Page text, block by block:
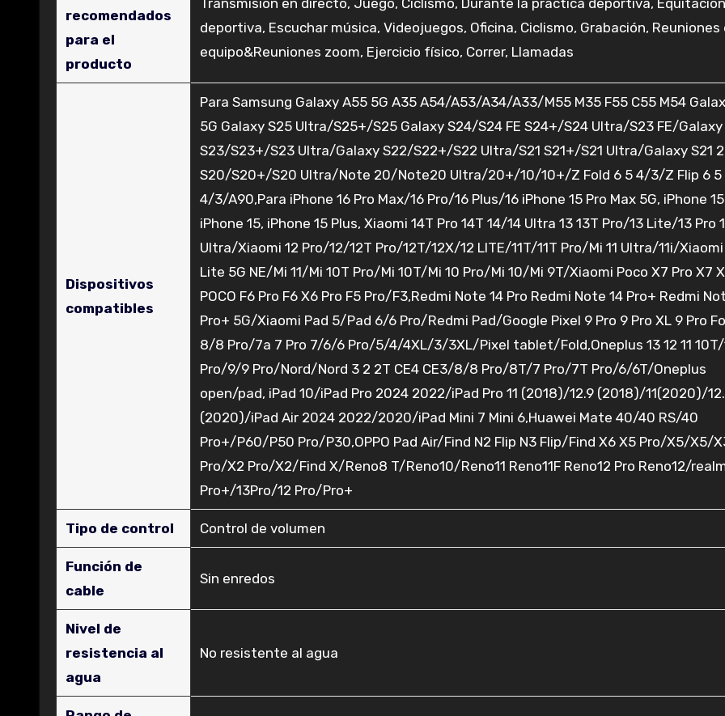
recomendados
para el
producto
‎Transmisión en directo, Juego, Ciclismo, Durante la práctica deportiva, Equitación
deportiva, Escuchar música, Videojuegos, Oficina, Ciclismo, Grabación, Reuniones
equipo&Reuniones zoom, Ejercicio físico, Correr, Llamadas
Dispositivos
compatibles
‎Para Samsung Galaxy A55 5G A35 A54/A53/A34/A33/M55 M35 F55 C55 M54
5G Galaxy S25 Ultra/S25+/S25 Galaxy S24/S24 FE S24+/S24 Ultra/S23 FE/Galaxy
S23/S23+/S23 Ultra/Galaxy S22/S22+/S22 Ultra/S21 S21+/S21 Ultra/Galaxy S21
S20/S20+/S20 Ultra/Note 20/Note20 Ultra/20+/10/10+/Z Fold 6 5 4/3/Z Flip 6 5
4/3/A90,‎Para iPhone 16 Pro Max/16 Pro/16 Plus/16 iPhone 15 Pro Max 5G, iPhone
iPhone 15, iPhone 15 Plus, Xiaomi 14T Pro 14T 14/14 Ultra 13 13T Pro/13 Lite/13 Pro
Ultra/Xiaomi 12 Pro/12/12T Pro/12T/12X/12 LITE/11T/11T Pro/Mi 11 Ultra/11i/Xiaomi
Lite 5G NE/Mi 11/Mi 10T Pro/Mi 10T/Mi 10 Pro/Mi 10/Mi 9T/Xiaomi Poco X7 Pro X7
POCO F6 Pro F6 X6 Pro F5 Pro/F3,Redmi Note 14 Pro Redmi Note 14 Pro+ Redmi
Pro+ 5G/Xiaomi Pad 5/Pad 6/6 Pro/Redmi Pad/Google Pixel 9 Pro 9 Pro XL 9 Pro
8/8 Pro/7a 7 Pro 7/6/6 Pro/5/4/4XL/3/3XL/Pixel tablet/Fold,Oneplus 13 12 11 10T/
Pro/9/9 Pro/Nord/Nord 3 2 2T CE4 CE3/8/8 Pro/8T/7 Pro/7T Pro/6/6T/Oneplus
open/pad, iPad 10/iPad Pro 2024 2022/iPad Pro 11 (2018)/12.9 (2018)/11(2020)/
(2020)/iPad Air 2024 2022/2020/iPad Mini 7 Mini 6,Huawei Mate 40/40 RS/40
Pro+/P60/P50 Pro/P30,OPPO Pad Air/Find N2 Flip N3 Flip/Find X6 X5 Pro/X5/X5/
Pro/X2 Pro/X2/Find X/Reno8 T/Reno10/Reno11 Reno11F Reno12 Pro Reno12/
Pro+/13Pro/12 Pro/Pro+
Tipo de control ‎Control de volumen
Función de
cable
‎Sin enredos
Nivel de
resistencia al
agua
‎No resistente al agua